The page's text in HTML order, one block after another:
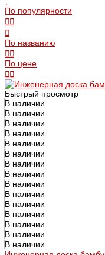
По популярности
По названию
По цене
Быстрый просмотр
В наличии
В наличии
В наличии
В наличии
В наличии
В наличии
В наличии
В наличии
В наличии
В наличии
В наличии
В наличии
В наличии
В наличии
В наличии